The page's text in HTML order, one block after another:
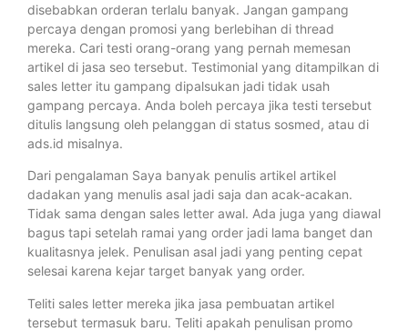
disebabkan orderan terlalu banyak. Jangan gampang
percaya dengan promosi yang berlebihan di thread
mereka. Cari testi orang-orang yang pernah memesan
artikel di jasa seo tersebut. Testimonial yang ditampilkan di
sales letter itu gampang dipalsukan jadi tidak usah
gampang percaya. Anda boleh percaya jika testi tersebut
ditulis langsung oleh pelanggan di status sosmed, atau di
ads.id misalnya.
Dari pengalaman Saya banyak penulis artikel artikel
dadakan yang menulis asal jadi saja dan acak-acakan.
Tidak sama dengan sales letter awal. Ada juga yang diawal
bagus tapi setelah ramai yang order jadi lama banget dan
kualitasnya jelek. Penulisan asal jadi yang penting cepat
selesai karena kejar target banyak yang order.
Teliti sales letter mereka jika jasa pembuatan artikel
tersebut termasuk baru. Teliti apakah penulisan promo